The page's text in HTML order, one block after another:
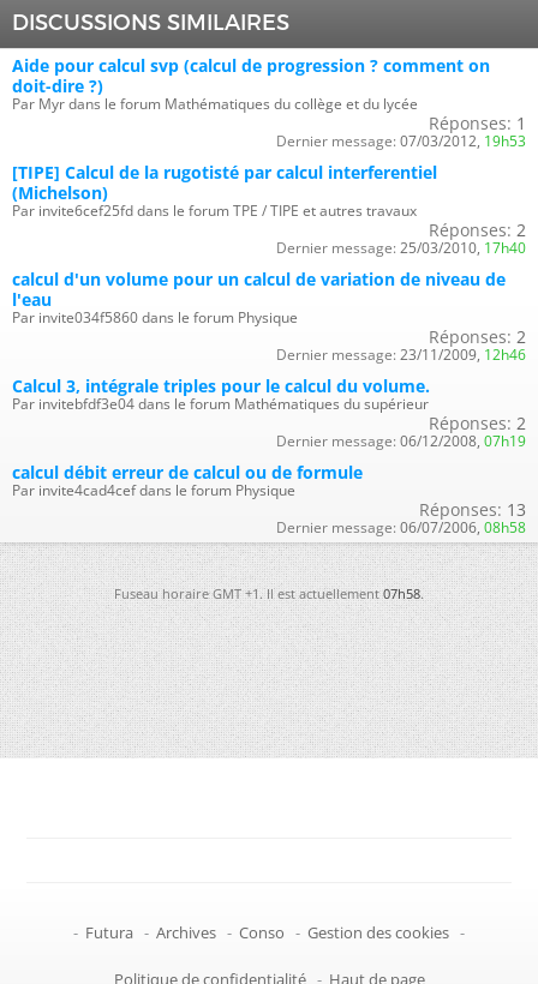
DISCUSSIONS SIMILAIRES
Aide pour calcul svp (calcul de progression ? comment on
doit-dire ?)
Par Myr dans le forum Mathématiques du collège et du lycée
Réponses: 1
Dernier message: 07/03/2012, 19h53
[TIPE] Calcul de la rugotisté par calcul interferentiel
(Michelson)
Par invite6cef25fd dans le forum TPE / TIPE et autres travaux
Réponses: 2
Dernier message: 25/03/2010, 17h40
calcul d'un volume pour un calcul de variation de niveau de
l'eau
Par invite034f5860 dans le forum Physique
Réponses: 2
Dernier message: 23/11/2009, 12h46
Calcul 3, intégrale triples pour le calcul du volume.
Par invitebfdf3e04 dans le forum Mathématiques du supérieur
Réponses: 2
Dernier message: 06/12/2008, 07h19
calcul débit erreur de calcul ou de formule
Par invite4cad4cef dans le forum Physique
Réponses: 13
Dernier message: 06/07/2006, 08h58
Fuseau horaire GMT +1. Il est actuellement07h58.
- Futura - Archives - Conso - Gestion des cookies -
Politique de confidentialité - Haut de page